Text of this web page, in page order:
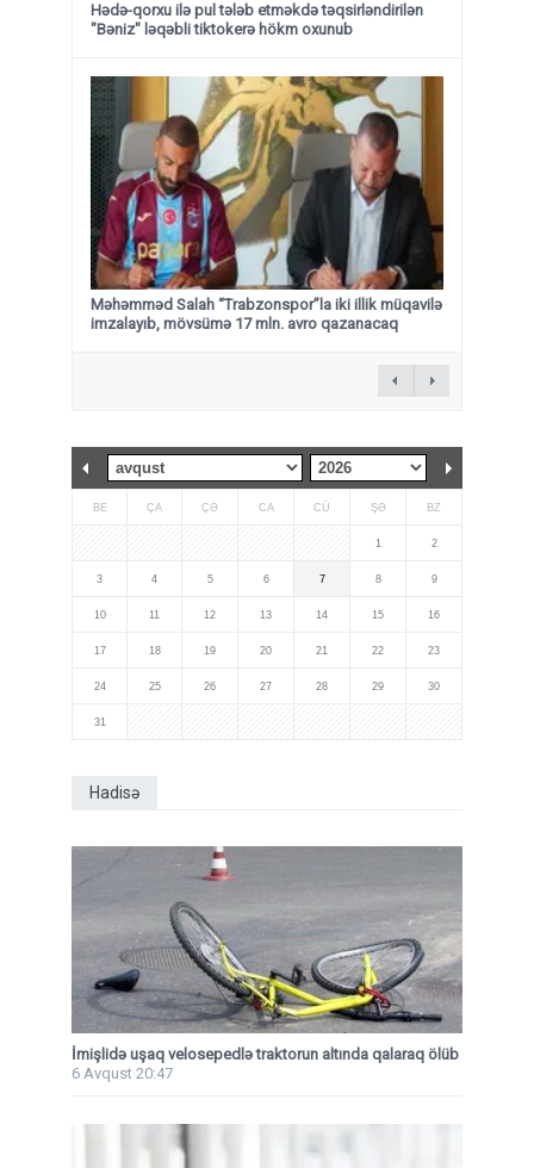
Hədə-qorxu ilə pul tələb etməkdə təqsirləndirilən
"Bəniz" ləqəbli tiktokerə hökm oxunub
Məhəmməd Salah “Trabzonspor”la iki illik müqavilə
imzalayıb, mövsümə 17 mln. avro qazanacaq
BE ÇA ÇƏ CA CÜ ŞƏ BZ
1 2
3 4 5 6 7 8 9
10 11 12 13 14 15 16
17 18 19 20 21 22 23
24 25 26 27 28 29 30
31
Hadisə
İmişlidə uşaq velosepedlə traktorun altında qalaraq ölüb
6 Avqust 20:47